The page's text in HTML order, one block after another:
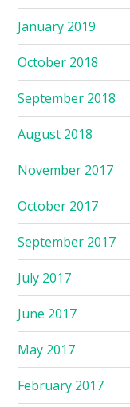
January 2019
October 2018
September 2018
August 2018
November 2017
October 2017
September 2017
July 2017
June 2017
May 2017
February 2017